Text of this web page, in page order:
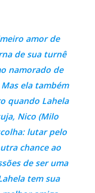
amor de
de sua turnê
namorado de
ela também
quando Lahela
Nico (Milo
lutar pelo
chance ao
de ser uma
tem sua